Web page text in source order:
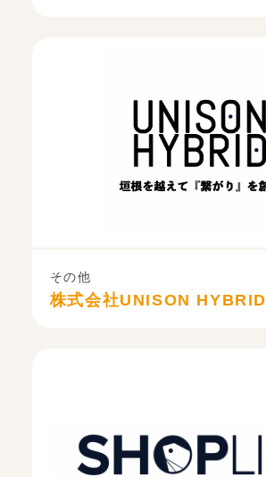
その他
株式会社UNISON HYBRID